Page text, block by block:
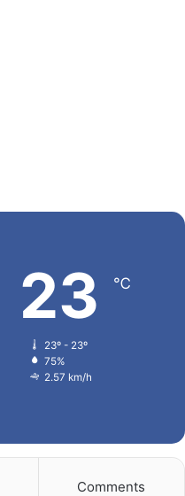
23 ℃
23º - 23º
75%
2.57 km/h
Comments